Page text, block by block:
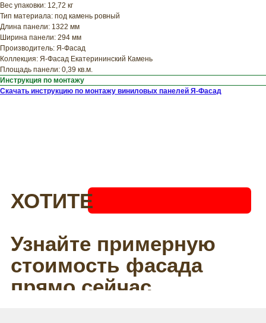
Вес упаковки: 12,72 кг
Тип материала: под камень ровный
Длина панели: 1322 мм
Ширина панели: 294 мм
Производитель: Я-Фасад
Коллекция: Я-Фасад Екатерининский Камень
Площадь панели: 0,39 кв.м.
Инструкция по монтажу
Скачать инструкцию по монтажу виниловых панелей Я-Фасад